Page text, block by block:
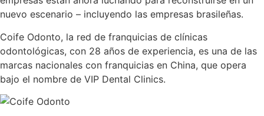
nuevo escenario – incluyendo las empresas brasileñas.
Coife Odonto, la red de franquicias de clínicas
odontológicas, con 28 años de experiencia, es una de las
marcas nacionales con franquicias en China, que opera
bajo el nombre de VIP Dental Clinics.